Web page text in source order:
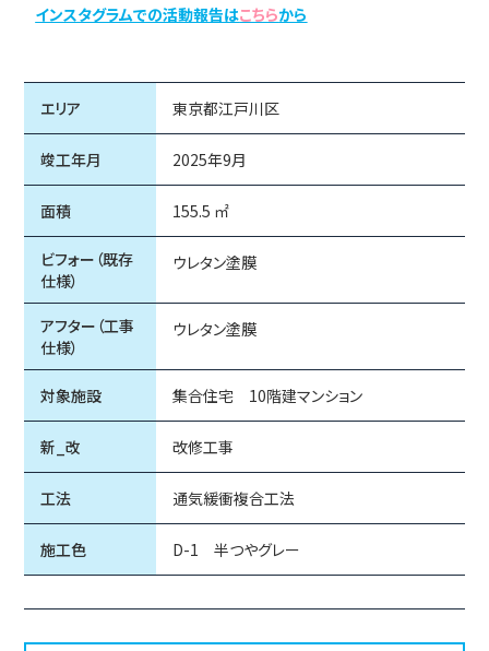
インスタグラムでの活動報告はこちらから
エリア 東京都江戸川区
竣工年月 2025年9月
面積 155.5 ㎡
ビフォー（既存
仕様）
ウレタン塗膜
アフター（工事
仕様）
ウレタン塗膜
対象施設 集合住宅 10階建マンション
新_改 改修工事
工法 通気緩衝複合工法
施工色 D-1 半つやグレー